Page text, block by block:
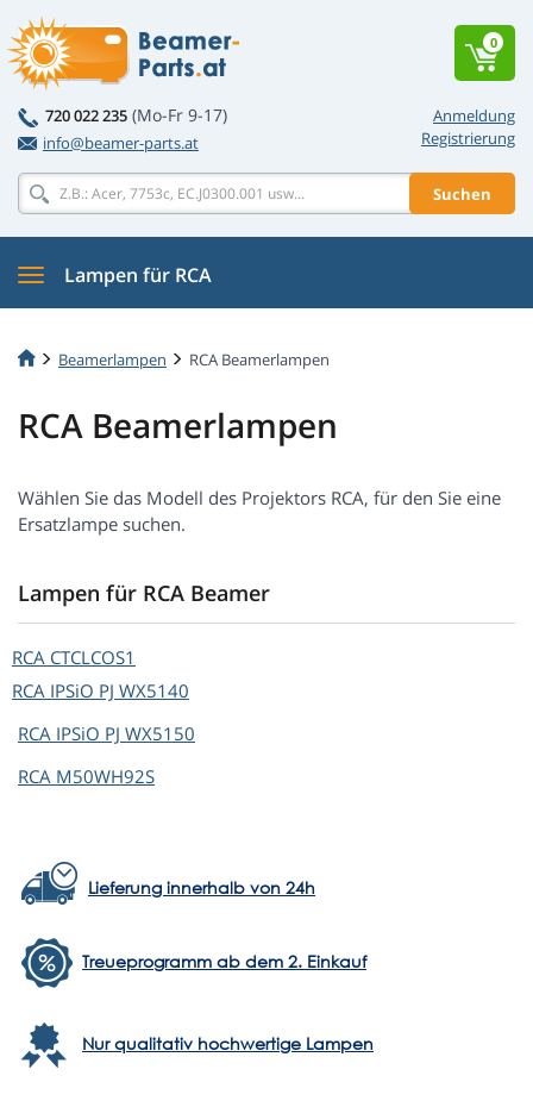
Anmeldung
Registrierung
720 022 235 (Mo-Fr 9-17)
info@beamer-parts.at
Suchen
0
Lampen für RCA
Beamerlampen RCA Beamerlampen
RCA Beamerlampen
Wählen Sie das Modell des Projektors RCA, für den Sie eine
Ersatzlampe suchen.
Lampen für RCA Beamer
RCA CTCLCOS1
RCA IPSiO PJ WX5140
RCA IPSiO PJ WX5150
RCA M50WH92S
Lieferung innerhalb von 24h
Treueprogramm ab dem 2. Einkauf
Nur qualitativ hochwertige Lampen